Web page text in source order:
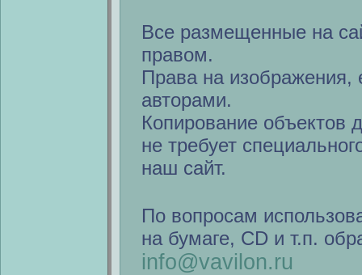
Все размещенные на
правом.
Права на изображения,
авторами.
Копирование объектов
не требует
наш сайт.
По вопросам
на бумаге, CD и т.п.
info@vavilon.ru